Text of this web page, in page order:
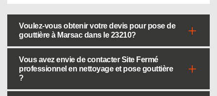
Voulez-vous obtenir votre devis pour pose de
gouttière à Marsac dans le 23210?
Vous avez envie de contacter Site Fermé
professionnel en nettoyage et pose gouttière
?